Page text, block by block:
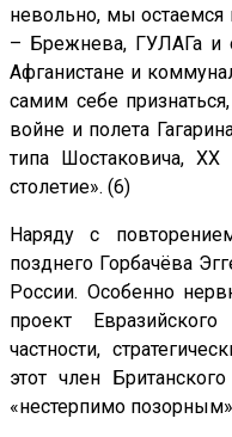
невольно, мы остаемся
– Брежнева, ГУЛАГа и
Афганистане и
самим себе
войне и полета
типа Шостаковича,
столетие». (6)
Наряду с
позднего Горбачёва
России. Особенно
проект
частности,
этот член
«нестерпимо